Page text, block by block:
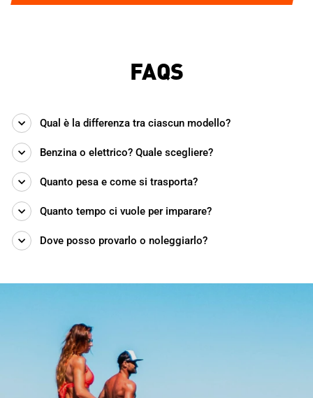
FAQS
Qual è la differenza tra ciascun modello?
Benzina o elettrico? Quale scegliere?
Quanto pesa e come si trasporta?
Quanto tempo ci vuole per imparare?
Dove posso provarlo o noleggiarlo?